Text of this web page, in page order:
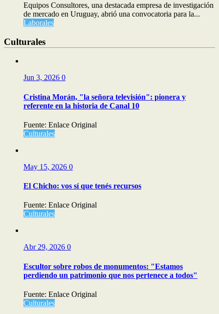
Equipos Consultores, una destacada empresa de investigación
de mercado en Uruguay, abrió una convocatoria para la...
Laborales
Culturales
Jun 3, 2026 0
Cristina Morán, "la señora televisión": pionera y
referente en la historia de Canal 10
Fuente: Enlace Original
Culturales
May 15, 2026 0
El Chicho: vos sí que tenés recursos
Fuente: Enlace Original
Culturales
Abr 29, 2026 0
Escultor sobre robos de monumentos: "Estamos
perdiendo un patrimonio que nos pertenece a todos"
Fuente: Enlace Original
Culturales